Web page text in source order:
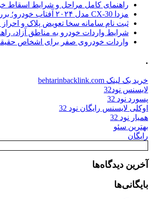
راهنمای کامل مراحل و شرایط اسقاط خودرو
مزدا CX-30 مدل ۲۰۲۴ آفتاب خودرو؛ بررسی و مشخصات فنی
ثبت نام سامانه سخا تعویض پلاک و
شرایط واردات خودرو به مناطق آزاد،
واردات خودروی صفر برای اشخاص
.
خرید بک لینک behtarinbacklink.com
لایسنس نود32
پسورد نود 32
اوکلی لایسنس رایگان نود 32
همیار نود 32
بهترین سئو
رایگان
آخرین دیدگاه‌ها
بایگانی‌ها